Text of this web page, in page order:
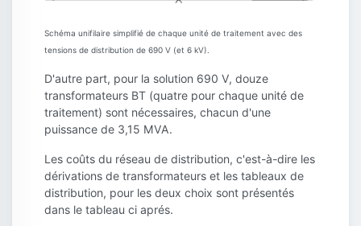
Schéma unifilaire simplifié de chaque unité de traitement avec des
tensions de distribution de 690 V (et 6 kV).
D'autre part, pour la solution 690 V, douze
transformateurs BT (quatre pour chaque unité de
traitement) sont nécessaires, chacun d'une
puissance de 3,15 MVA.
Les coûts du réseau de distribution, c'est-à-dire les
dérivations de transformateurs et les tableaux de
distribution, pour les deux choix sont présentés
dans le tableau ci aprés.